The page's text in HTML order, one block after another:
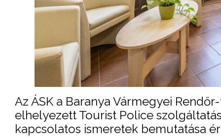
Az ÁSK a Baranya Vármegyei
elhelyezett Tourist Police
kapcsolatos ismeretek bemutatása